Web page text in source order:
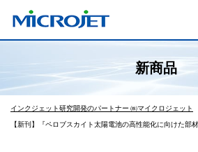
新商品
インクジェット研究開発のパートナー ㈱マイクロジェット
【新刊】『ペロブスカイト太陽電池の高性能化に向けた部